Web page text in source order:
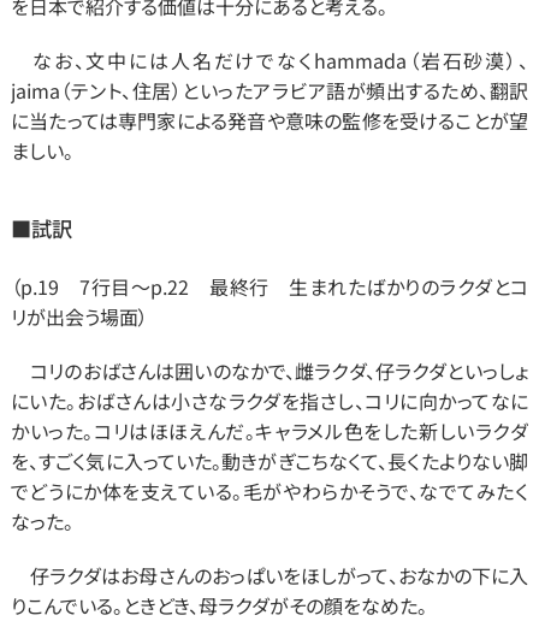
を日本で紹介する価値は十分にあると考える。
なお、文中には人名だけでなくhammada（岩石砂漠）、
jaima（テント、住居）といったアラビア語が頻出するため、翻訳
に当たっては専門家による発音や意味の監修を受けることが望
ましい。
■試訳
（p.19　7行目～p.22　最終行　生まれたばかりのラクダとコ
リが出会う場面）
コリのおばさんは囲いのなかで、雌ラクダ、仔ラクダといっしょ
にいた。おばさんは小さなラクダを指さし、コリに向かってなに
かいった。コリはほほえんだ。キャラメル色をした新しいラクダ
を、すごく気に入っていた。動きがぎこちなくて、長くたよりない脚
でどうにか体を支えている。毛がやわらかそうで、なでてみたく
なった。
仔ラクダはお母さんのおっぱいをほしがって、おなかの下に入
りこんでいる。ときどき、母ラクダがその顔をなめた。